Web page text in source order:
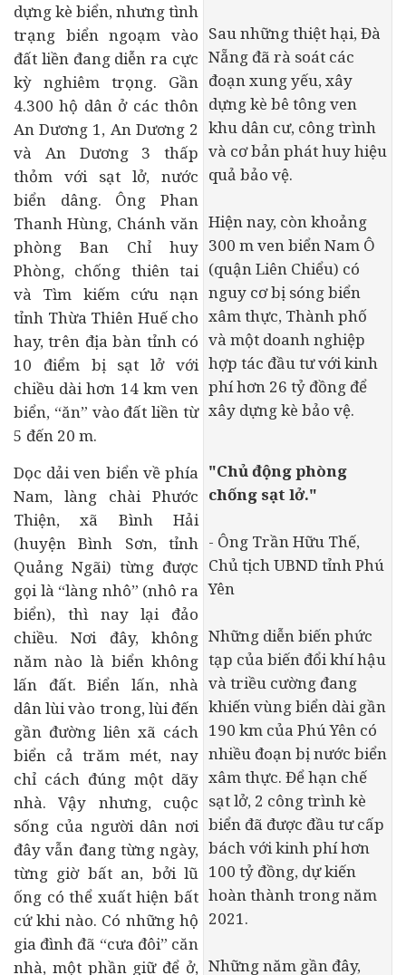
Sau những thiệt hại, Đà
Nẵng đã rà soát các
đoạn xung yếu, xây
dựng kè bê tông ven
khu dân cư, công trình
và cơ bản phát huy hiệu
quả bảo vệ.
Hiện nay, còn khoảng
300 m ven biển Nam Ô
(quận Liên Chiểu) có
nguy cơ bị sóng biển
xâm thực, Thành phố
và một doanh nghiệp
hợp tác đầu tư với kinh
phí hơn 26 tỷ đồng để
xây dựng kè bảo vệ.
"Chủ động phòng
chống sạt lở."
- Ông Trần Hữu Thế,
Chủ tịch UBND tỉnh Phú
Yên
Những diễn biến phức
tạp của biến đổi khí hậu
và triều cường đang
khiến vùng biển dài gần
190 km của Phú Yên có
nhiều đoạn bị nước biển
xâm thực. Để hạn chế
sạt lở, 2 công trình kè
biển đã được đầu tư cấp
bách với kinh phí hơn
100 tỷ đồng, dự kiến
hoàn thành trong năm
2021.
Những năm gần đây,
dựng kè biển, nhưng tình
trạng biển ngoạm vào
đất liền đang diễn ra cực
kỳ nghiêm trọng. Gần
4.300 hộ dân ở các thôn
An Dương 1, An Dương 2
và An Dương 3 thấp
thỏm với sạt lở, nước
biển dâng. Ông Phan
Thanh Hùng, Chánh văn
phòng Ban Chỉ huy
Phòng, chống thiên tai
và Tìm kiếm cứu nạn
tỉnh Thừa Thiên Huế cho
hay, trên địa bàn tỉnh có
10 điểm bị sạt lở với
chiều dài hơn 14 km ven
biển, “ăn” vào đất liền từ
5 đến 20 m.
Dọc dải ven biển về phía
Nam, làng chài Phước
Thiện, xã Bình Hải
(huyện Bình Sơn, tỉnh
Quảng Ngãi) từng được
gọi là “làng nhô” (nhô ra
biển), thì nay lại đảo
chiều. Nơi đây, không
năm nào là biển không
lấn đất. Biển lấn, nhà
dân lùi vào trong, lùi đến
gần đường liên xã cách
biển cả trăm mét, nay
chỉ cách đúng một dãy
nhà. Vậy nhưng, cuộc
sống của người dân nơi
đây vẫn đang từng ngày,
từng giờ bất an, bởi lũ
ống có thể xuất hiện bất
cứ khi nào. Có những hộ
gia đình đã “cưa đôi” căn
nhà, một phần giữ để ở,